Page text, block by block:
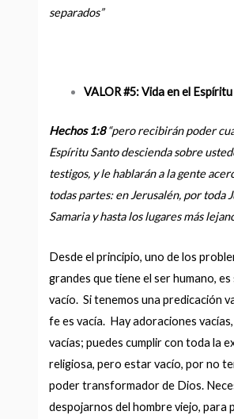
separados”
VALOR #5: Vida en el Espíritu
Hechos 1:8“pero recibirán poder
Espíritu Santo descienda sobre
testigos, y le hablarán a la gente
todas partes: en Jerusalén, por toda
Samaria y hasta los lugares más
Desde el principio, uno de los
grandes que tiene el ser humano,
vacío. Si tenemos una predicación
fe es vacía. Hay adoraciones
vacías; puedes cumplir con toda la
religiosa, pero estar vacío, por no
poder transformador de Dios.
despojarnos del hombre viejo, para